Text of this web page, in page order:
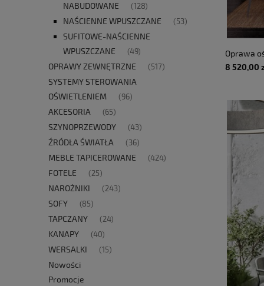
NABUDOWANE
(128)
NAŚCIENNE WPUSZCZANE (53)
SUFITOWE-NAŚCIENNE
WPUSZCZANE
(49)
OPRAWY ZEWNĘTRZNE (517)
SYSTEMY STEROWANIA
OŚWIETLENIEM
(96)
AKCESORIA (65)
SZYNOPRZEWODY (43)
ŹRÓDŁA ŚWIATŁA (36)
MEBLE TAPICEROWANE (424)
FOTELE (25)
NAROŻNIKI (243)
SOFY (85)
TAPCZANY (24)
KANAPY (40)
WERSALKI (15)
Nowości
Promocje
Oprawa
RING -
TORRENT
8 520,00